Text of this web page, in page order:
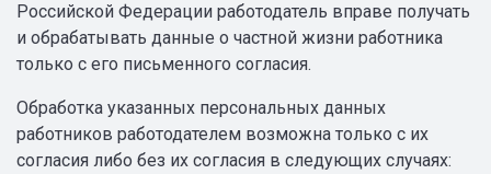
Российской Федерации работодатель вправе получать
и обрабатывать данные о частной жизни работника
только с его письменного согласия.
Обработка указанных персональных данных
работников работодателем возможна только с их
согласия либо без их согласия в следующих случаях: